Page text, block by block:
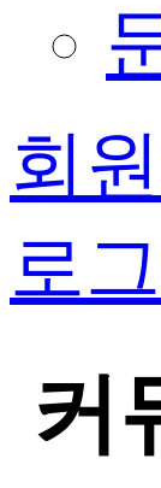
회
로
커